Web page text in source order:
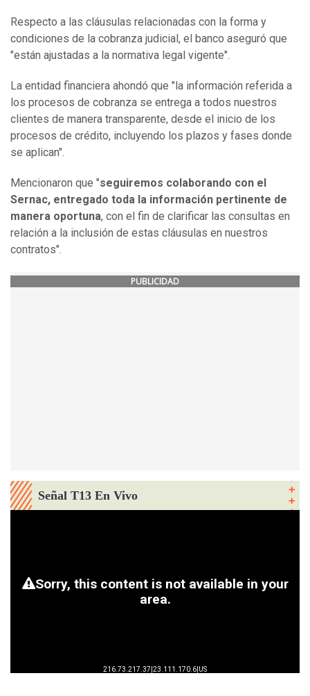
Respecto a las cláusulas relacionadas con la forma y
condiciones de la cobranza judicial, el banco aseguró que
"están ajustadas a la normativa legal vigente".
La entidad financiera ahondó que "la información referida a
los procesos de cobranza se entrega a todos nuestros
clientes de manera transparente, desde el inicio de los
procesos de crédito, incluyendo los plazos y fases donde
se aplican".
Mencionaron que "seguiremos colaborando con el
Sernac, entregado toda la información pertinente de
manera oportuna, con el fin de clarificar las consultas en
relación a la inclusión de estas cláusulas en nuestros
contratos".
PUBLICIDAD
Señal T13 En Vivo